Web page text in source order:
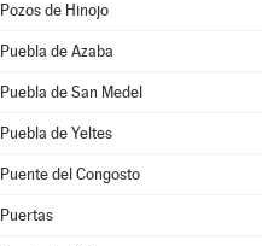
Pozos de Hinojo
Puebla de Azaba
Puebla de San Medel
Puebla de Yeltes
Puente del Congosto
Puertas